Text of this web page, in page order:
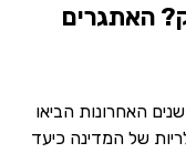
האתגרים
האחרונות הביאו
של המדינה כיעד